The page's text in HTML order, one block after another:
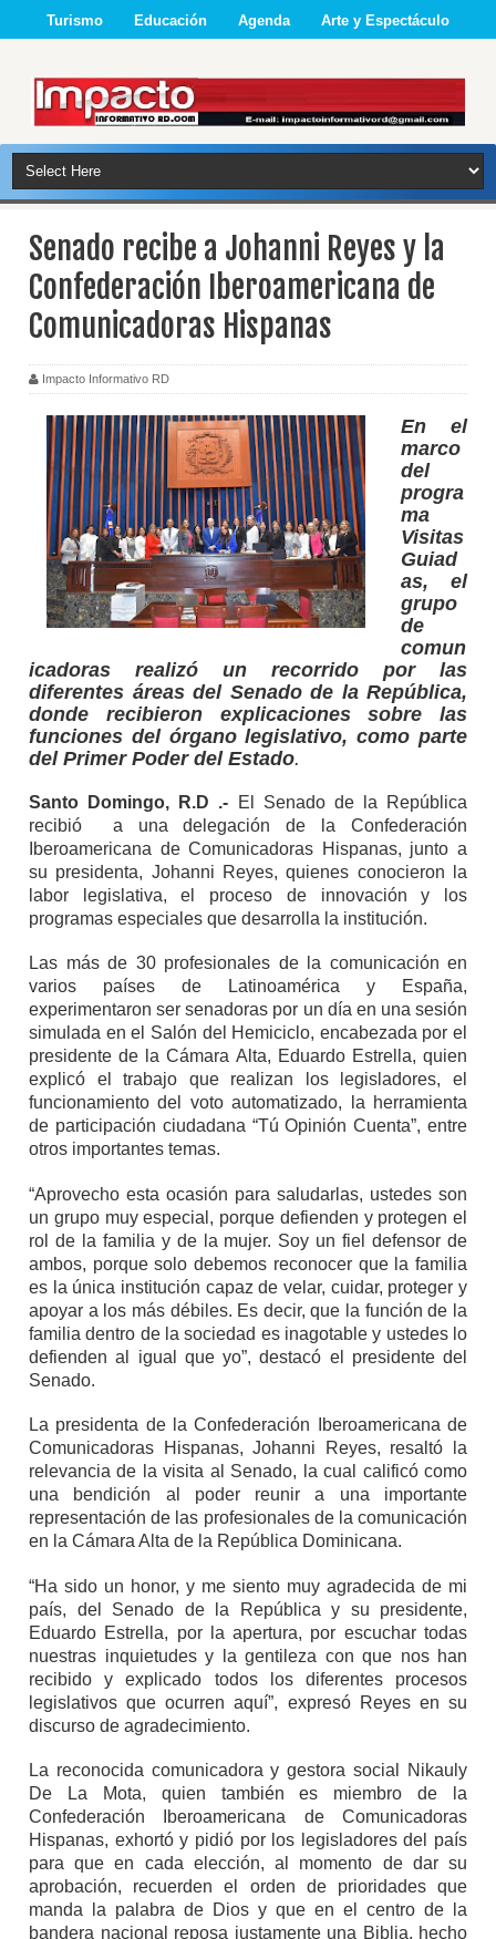
Turismo Educación Agenda Arte y Espectáculo
Senado recibe a Johanni Reyes y la
Confederación Iberoamericana de
Comunicadoras Hispanas
Impacto Informativo RD
En el
marco
del
progra
ma
Visitas
Guiad
as, el
grupo
de
comun
icadoras realizó un recorrido por las
diferentes áreas del Senado de la República,
donde recibieron explicaciones sobre las
funciones del órgano legislativo, como parte
del Primer Poder del Estado.
Santo Domingo, R.D .- El Senado de la República
recibió a una delegación de la Confederación
Iberoamericana de Comunicadoras Hispanas, junto a
su presidenta, Johanni Reyes, quienes conocieron la
labor legislativa, el proceso de innovación y los
programas especiales que desarrolla la institución.
Las más de 30 profesionales de la comunicación en
varios países de Latinoamérica y España,
experimentaron ser senadoras por un día en una sesión
simulada en el Salón del Hemiciclo, encabezada por el
presidente de la Cámara Alta, Eduardo Estrella, quien
explicó el trabajo que realizan los legisladores, el
funcionamiento del voto automatizado, la herramienta
de participación ciudadana “Tú Opinión Cuenta”, entre
otros importantes temas.
“Aprovecho esta ocasión para saludarlas, ustedes son
un grupo muy especial, porque defienden y protegen el
rol de la familia y de la mujer. Soy un fiel defensor de
ambos, porque solo debemos reconocer que la familia
es la única institución capaz de velar, cuidar, proteger y
apoyar a los más débiles. Es decir, que la función de la
familia dentro de la sociedad es inagotable y ustedes lo
defienden al igual que yo”, destacó el presidente del
Senado.
La presidenta de la Confederación Iberoamericana de
Comunicadoras Hispanas, Johanni Reyes, resaltó la
relevancia de la visita al Senado, la cual calificó como
una bendición al poder reunir a una importante
representación de las profesionales de la comunicación
en la Cámara Alta de la República Dominicana.
“Ha sido un honor, y me siento muy agradecida de mi
país, del Senado de la República y su presidente,
Eduardo Estrella, por la apertura, por escuchar todas
nuestras inquietudes y la gentileza con que nos han
recibido y explicado todos los diferentes procesos
legislativos que ocurren aquí”, expresó Reyes en su
discurso de agradecimiento.
La reconocida comunicadora y gestora social Nikauly
De La Mota, quien también es miembro de la
Confederación Iberoamericana de Comunicadoras
Hispanas, exhortó y pidió por los legisladores del país
para que en cada elección, al momento de dar su
aprobación, recuerden el orden de prioridades que
manda la palabra de Dios y que en el centro de la
bandera nacional reposa justamente una Biblia, hecho